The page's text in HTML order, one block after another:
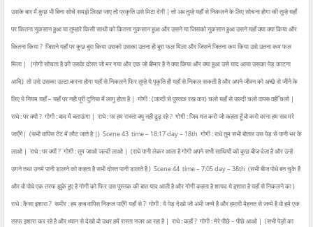
उसके बार में कुछ भी बिना सोचे समझे लिखा जाए तो प्रकृति उसे मिटा देगी | तो अब तुम्हे यहाँ से निकलने के लिए सोचना होगा की तुम्हे यहाँ
पर कितना नुकसान हुआ या तुम्हारे किसी साथी को कितना नुकसान हुआ और उसने या जिसको नुकसान हुआ उसने यहाँ क्या क्या किया और
कितना किया ? जिसने यहाँ पर कुछ बुरा किया उसको उसका उतना ही बुरा फल मिला और जिसने जितना कम किया उसे उतना कम फल
मिला |
(गोगी सोचता है की उसके दोस्त जो मर गया और एक जो बीमार है ने क्या किया और क्या हुआ उसे याद आया उसका पेड़ काटना
आदि) तो उसे उसका उल्टा करना होगा यहाँ से निकलने फिर तुम्हे ये पृकृति ही यहाँ से निकल सकती है और अपने जीवन को अच्छे से जीने के
लिए ये नियम यहाँ – यहाँ पर नही पूरी दुनिया में लागु होता है | गोगी : (जल्दी से पुस्तक रख कर) चलो यहाँ से जल्दी चलो वापस वहीँ चलो |
राधे : पर क्यों ? गोगी : बाद में बताऊंगा | राधे : पर हम रास्ता क्यू नही ढूढ़ रहे ? गोगी : जिद मत करो जो कहता हूँ वो करो वरना हम सब मरे
जाएँगे| (सभी वापिस टेंट में लौट जाते है |) Scene 43 time – 18:17 day – 18th गोगी : राधे तुम सभी बोतल उस पेड़ से पानी भर के
लाओ | राधे : पर क्यों ? गोगी : तुम जाओ जल्दी लाओ | (राधे पानी लेकर आता है गोगी अपने सभी साथियों को कुछ बीज देता है और उन्हें
उगने तथा उनमे पानी डालने को कहता है सभी दोस्त पानी डालते है ) Scene 44 time – 7:05 day – 38th (सभी बीज पोधे बन चुके है
और वो पोधे एक तरफ झुके हुए है गोगी को फिर उस पुस्तक की बात याद आती है और गोगी कहता है शायद ये इशारा है यहाँ से निकलने का )
राधे : कैसा इशारा ? समीर : हम कब वापिस निकल पाएँगे यहाँ से ? गोगी : ये पेड़ देखो जो अभी जन्मे है और हमारी मेहनत से जन्मे है वो हमे एक
तरफ इशारा कर रहे है और ध्यान से देखो वो उधर हमें रास्ता नजर आ रहा है | राधे : कहाँ ? गोगी : मेरे पीछे – पीछे आओ | (सभी पेड़ों का